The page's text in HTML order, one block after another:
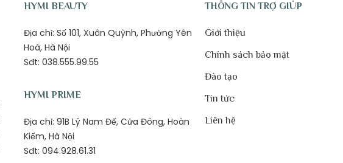
HYMI BEAUTY
Địa chỉ: Số 101, Xuân Quỳnh, Phường Yên
Hoà, Hà Nội
Sđt: 038.555.99.55
HYMI PRIME
Địa chỉ: 91B Lý Nam Đế, Cửa Đông, Hoàn
Kiếm, Hà Nội
Sđt: 094.928.61.31
THÔNG TIN TRỢ GIÚP
Giới thiệu
Chính sách bảo mật
Đào tạo
Tin tức
Liên hệ